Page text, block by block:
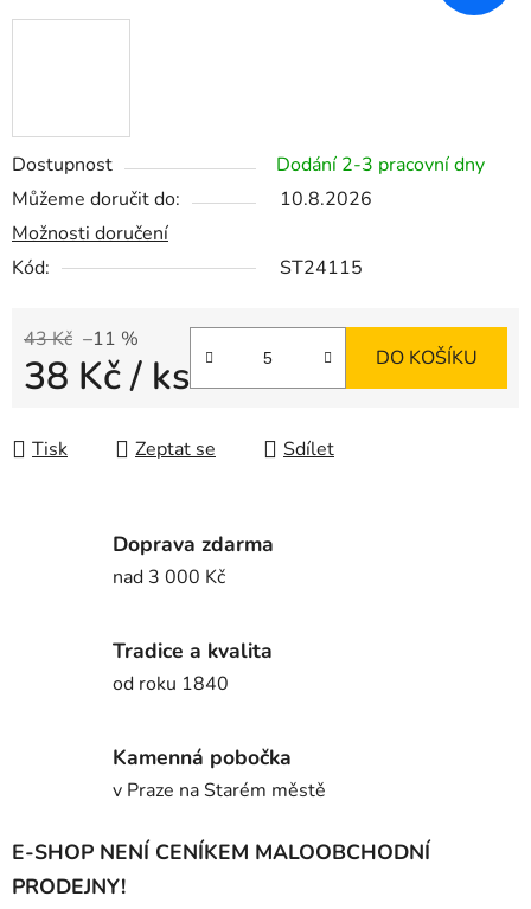
Dostupnost
Dodání 2-3 pracovní dny
Můžeme doručit do:
10.8.2026
Možnosti doručení
Kód:
ST24115
43 Kč –11 %
38 Kč/ ks DO KOŠÍKU
Tisk Zeptat se Sdílet
Doprava zdarma
nad 3 000 Kč
Tradice a kvalita
od roku 1840
Kamenná pobočka
v Praze na Starém městě
E-SHOP NENÍ CENÍKEM MALOOBCHODNÍ
PRODEJNY!